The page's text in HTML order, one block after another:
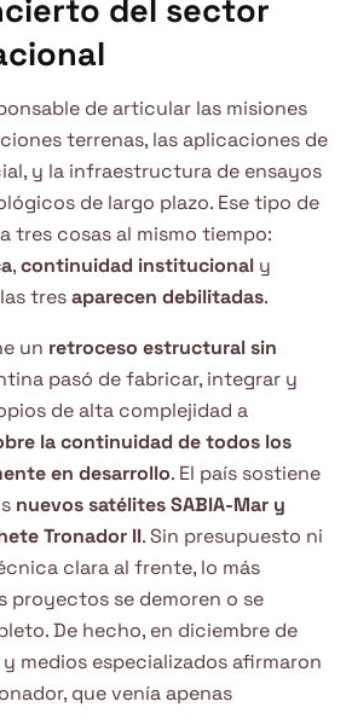
del sector
de articular las misiones
terrenas, las aplicaciones de
y la infraestructura de ensayos
de largo plazo. Ese tipo de
tres cosas al mismo tiempo:
,continuidad institucional y
tresaparecen debilitadas.
un retroceso estructural sin
pasó de fabricar, integrar y
de alta complejidad a
la continuidad de todos los
en desarrollo. El país sostiene
nuevos satélites SABIA-Mar y
Tronador II. Sin presupuesto ni
clara al frente, lo más
proyectos se demoren o se
De hecho, en diciembre de
medios especializados afirmaron
que venía apenas